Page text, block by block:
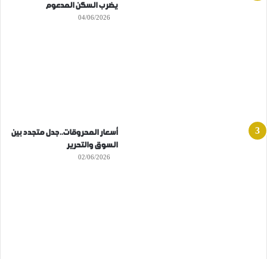
يضرب السكن المدعوم
04/06/2026
أسعار المحروقات..جدل متجدد بين
السوق والتحرير
02/06/2026